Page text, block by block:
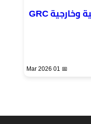
مقاول تصميم نقوش داخلية وخارجية GRC
📅 01 Mar 2026